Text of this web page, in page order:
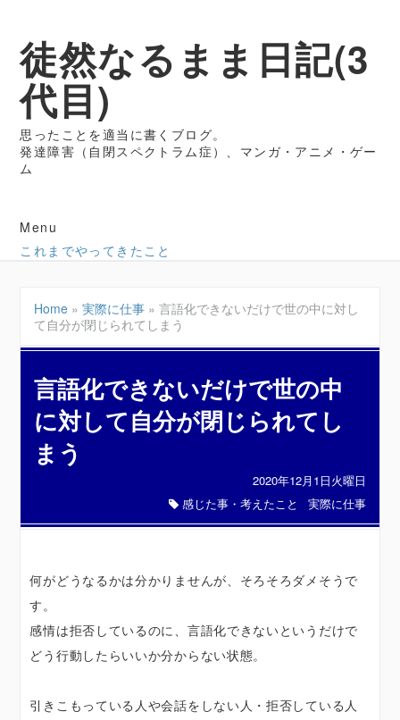
徒然なるまま日記(3
代目)
思ったことを適当に書くブログ。
発達障害（自閉スペクトラム症）、マンガ・アニメ・ゲー
ム
Menu
これまでやってきたこと
Home »実際に仕事 »言語化できないだけで世の中に対し
て自分が閉じられてしまう
言語化できないだけで世の中
に対して自分が閉じられてし
まう
2020年12月1日火曜日
感じた事・考えたこと
実際に仕事
何がどうなるかは分かりませんが、そろそろダメそうで
す。
感情は拒否しているのに、言語化できないというだけで
どう行動したらいいか分からない状態。
引きこもっている人や会話をしない人・拒否している人